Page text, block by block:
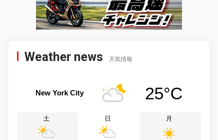
Weather news 天気情報
New York City 25°C
土 日 月